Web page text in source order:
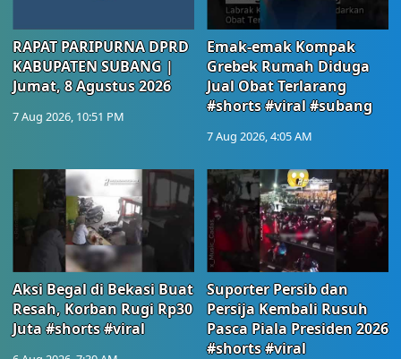
RAPAT PARIPURNA DPRD
KABUPATEN SUBANG |
Jumat, 8 Agustus 2026
7 Aug 2026, 10:51 PM
Emak-emak Kompak
Grebek Rumah Diduga
Jual Obat Terlarang
#shorts #viral #subang
7 Aug 2026, 4:05 AM
Aksi Begal di Bekasi Buat
Resah, Korban Rugi Rp30
Juta #shorts #viral
Suporter Persib dan
Persija Kembali Rusuh
Pasca Piala Presiden 2026
#shorts #viral